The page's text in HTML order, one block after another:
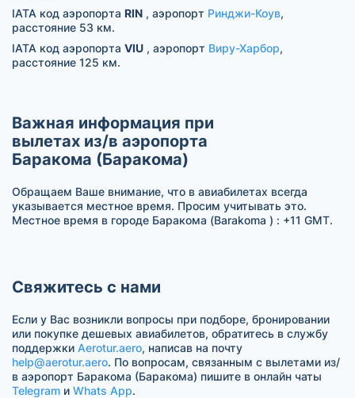
IATA код аэропорта RIN , аэропорт Ринджи-Коув,
расстояние 53 км.
IATA код аэропорта VIU , аэропорт Виру-Харбор,
расстояние 125 км.
Важная информация при
вылетах из/в аэропорта
Баракома (Баракома)
Обращаем Ваше внимание, что в авиабилетах всегда
указывается местное время. Просим учитывать это.
Местное время в городе Баракома (Barakoma ) : +11 GMT.
Свяжитесь с нами
Если у Вас возникли вопросы при подборе, бронировании
или покупке дешевых авиабилетов, обратитесь в службу
поддержки Aerotur.aero, написав на почту
help@aerotur.aero. По вопросам, связанным с вылетами из/
в аэропорт Баракома (Баракома) пишите в онлайн чаты
Telegram и Whats App.